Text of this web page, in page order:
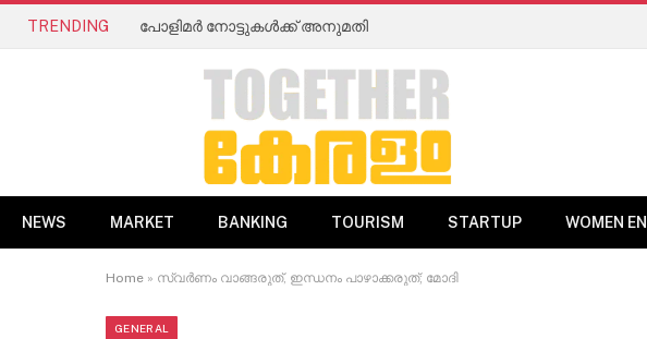
TRENDING പോളിമർ നോട്ടുകൾക്ക് അനുമതി
NEWS MARKET BANKING TOURISM STARTUP WOMEN
Home » സ്വർണം വാങ്ങരുത്, ഇന്ധനം പാഴാക്കരുത്; മോദി
GENERAL